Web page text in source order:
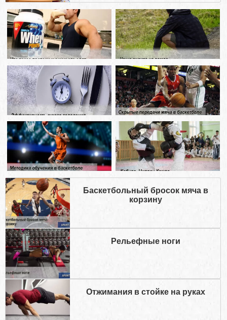
Баскетбольный бросок мяча в
корзину
Рельефные ноги
Отжимания в стойке на руках